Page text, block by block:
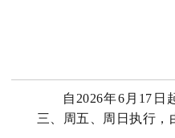
自2026年6月17
三、周五、周日执行